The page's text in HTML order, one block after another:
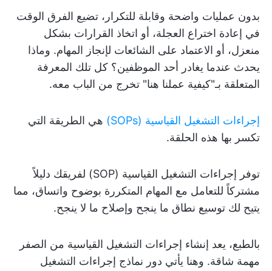
بدون عمليات واضحة وقابلة للتكرار، تضيع الفرق الوقت
في إعادة اختراع العجلة، أو اتخاذ القرارات بشكل
منعزل، أو الاعتماد على الشائعات لإنجاز المهام. وماذا
يحدث عندما يغادر أحد الموظفين؟ كل تلك المعرفة
المتعلقة بـ"كيفية عملنا هنا" تخرج من الباب معه.
إجراءات التشغيل القياسية (SOPs)
هي الطريقة التي
تكسر بها هذه الحلقة.
توفر إجراءات التشغيل القياسية (SOP) لفريقك دليلاً
مشتركاً للتعامل مع المهام المتكررة بوضوح واتساق، مما
يتيح لك توسيع نطاق ما ينجح وإصلاح ما لا ينجح.
بالطبع، يعد إنشاء إجراءات التشغيل القياسية من الصفر
مهمة شاقة. وهنا يأتي دور نماذج إجراءات التشغيل